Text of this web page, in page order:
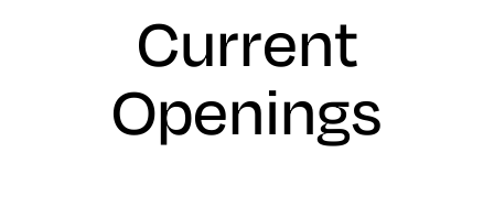
Current
Openings